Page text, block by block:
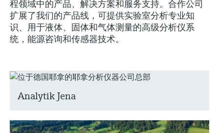
光学分析
Netilion IIoT
产品工具
通过产品筛选，选择测量仪表
选购全部
Conductive level measurement
Float switch level measurement
伺服液位测量
全自动水质采样仪
TOC、COD和SAC分析仪
营养盐分析仪和传感器
温度开关
表面温度计
选购全部
能量管理仪和应用管理仪
浪涌保护器
空气质量测量装置
烟雾探测器
选购全部
Netilion Device Viewer
Netilion Water
采矿、矿物加工及冶金：打造可持
续的未来
所有行业的关注焦点
活动和培训
根据需要，从培训、研讨会、展会、峰会或
在线研讨会等各种活动中灵活选择。
您的Endress+Hauser职业生涯
文化与价值观
可持续发展
Endress+Hauser SICK
Endress+Hauser Technology China
查找市场活动及培训
Job opportunities at
Endress+Hauser SICK
程领域中的产品、解决方案和服务支持。合作公司
扩展了我们的产品线，可提供实验室分析专业知
识、用于液体、固体和气体测量的高级分析仪系
统，能源咨询和传感器技术。
Analytik Jena